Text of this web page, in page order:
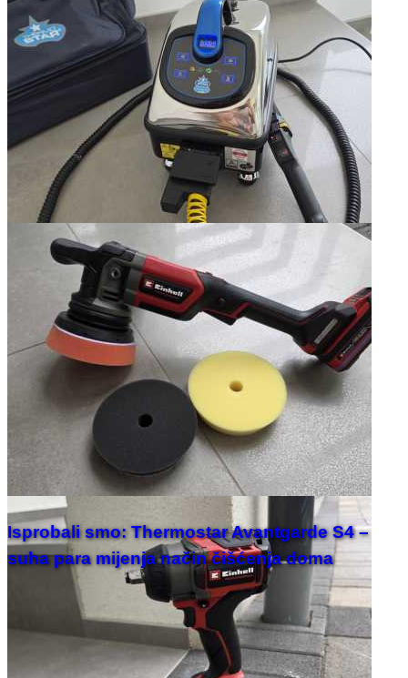
Isprobali smo: Thermostar Avantgarde S4 –
suha para mijenja način čišćenja doma